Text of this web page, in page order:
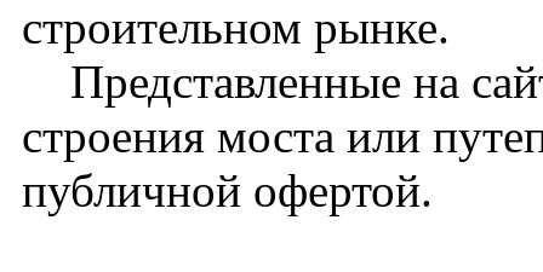
строительном рынке.
Представленные на
строения моста или
публичной офертой.